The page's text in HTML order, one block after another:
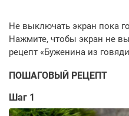
ПОШАГОВЫЙ РЕЦЕПТ
Шаг 1